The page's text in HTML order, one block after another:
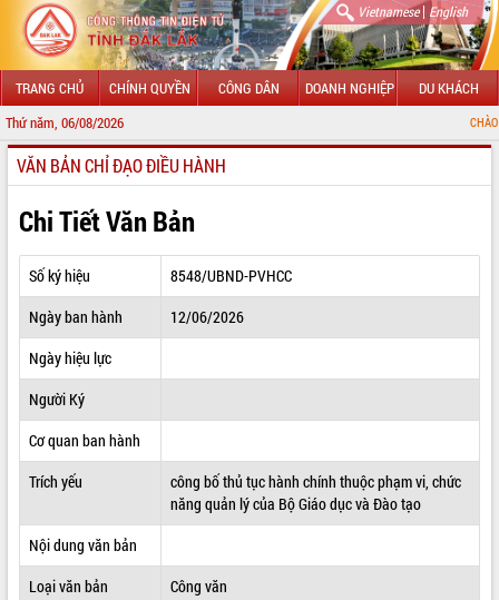
Vietnamese| English
TRANG CHỦ CHÍNH QUYỀN CÔNG DÂN DOANH NGHIỆP DU KHÁCH
Thứ năm, 06/08/2026 CHÀO MỪNG ĐẾN
GIỚI THIỆU
LÃNH ĐẠO UBND TỈNH
TIN TỨC SỰ KIỆN
SỞ, BAN, NGÀNH
THÔNG TIN CHỈ ĐẠO ĐIỀU HÀNH
HỆ THỐNG VĂN BẢN
VĂN BẢN HĐND TỈNH
ĐIỂM TIN VĂN BẢN
VĂN BẢN CHỈ ĐẠO ĐIỀU HÀNH
Chi Tiết Văn Bản
Số ký hiệu
8548/UBND-PVHCC
Ngày ban hành
12/06/2026
Ngày hiệu lực
Người Ký
Cơ quan ban hành
Trích yếu
công bố thủ tục hành chính thuộc phạm vi, chức
năng quản lý của Bộ Giáo dục và Đào tạo
Nội dung văn bản
Loại văn bản
Công văn